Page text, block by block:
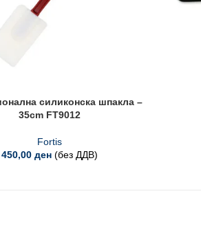
силиконска шпакла –
35cm FT9012
Fortis
450,00ден (без ДДВ)